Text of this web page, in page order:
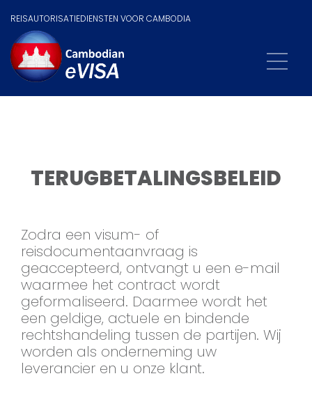
REISAUTORISATIEDIENSTEN VOOR CAMBODIA
TERUGBETALINGSBELEID
Zodra een visum- of
reisdocumentaanvraag is
geaccepteerd, ontvangt u een e-mail
waarmee het contract wordt
geformaliseerd. Daarmee wordt het
een geldige, actuele en bindende
rechtshandeling tussen de partijen. Wij
worden als onderneming uw
leverancier en u onze klant.